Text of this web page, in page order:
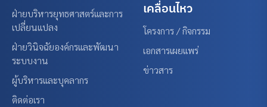
ฝ่ายบริหารยุทธศาสตร์และการ
เปลี่ยนแปลง
ฝ่ายวินิจฉัยองค์กรและพัฒนา
ระบบงาน
ผู้บริหารและบุคลากร
ติดต่อเรา
เคลื่อนไหว
โครงการ / กิจกรรม
เอกสารเผยแพร่
ข่าวสาร